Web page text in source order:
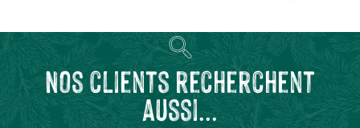
Nos clients recherchent
aussi...